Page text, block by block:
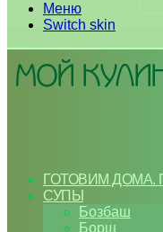
Меню
Switch skin
ГОТОВИМ
СУПЫ
Бозбаш
Борщ